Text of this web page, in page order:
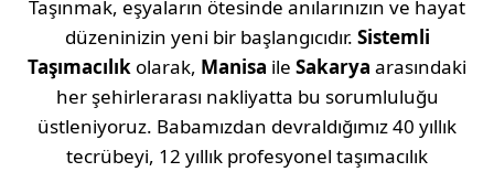
Taşınmak, eşyaların ötesinde anılarınızın ve hayat
düzeninizin yeni bir başlangıcıdır. Sistemli
Taşımacılık olarak, Manisa ile Sakarya arasındaki
her şehirlerarası nakliyatta bu sorumluluğu
üstleniyoruz. Babamızdan devraldığımız 40 yıllık
tecrübeyi, 12 yıllık profesyonel taşımacılık